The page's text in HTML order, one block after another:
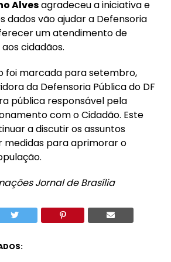
Alvesagradeceu a iniciativa e
dados vão ajudar a Defensoria
um atendimento de
cidadãos.
foi marcada para setembro,
da Defensoria Pública do DF
pública responsável pela
com o Cidadão. Este
a discutir os assuntos
medidas para aprimorar o
Jornal de Brasília